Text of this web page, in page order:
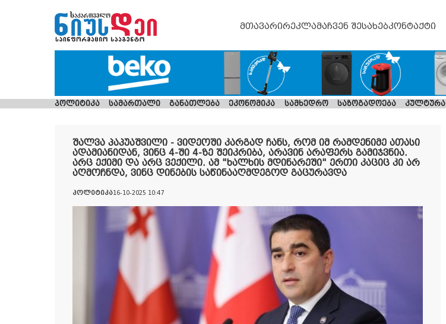
მთავარირეკლამაჩვენ შესახებკონტაქტი
პოლიტიკა სამართალი განათლება ეკონომიკა სამხედრო საზოგადოება კულტურა
შალვა პაპუაშვილი - ვიდეოში კარგად ჩანს, რომ იმ რამდენიმე ათასი
ადამიანიდან, ვინც 4-ში 4-ზე შეიკრიბა, არავინ არაფერს გამიჯვნია.
არც ექიმი და არც ვექილი. ამ "ხალხის მდინარეში" ერთი კაციც კი არ
აღმოჩნდა, ვინც დინების საწინააღმდეგოდ გაცურავდა
პოლიტიკა16-10-2025 10:47